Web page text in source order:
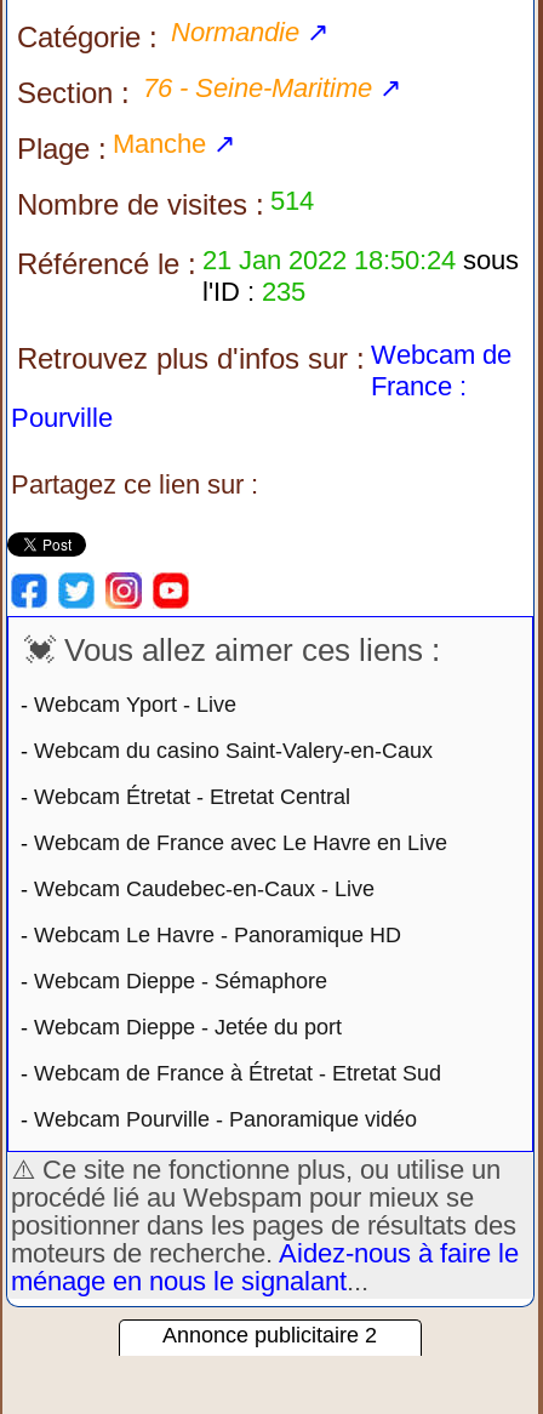
Catégorie : Normandie ↗
Section : 76 - Seine-Maritime ↗
Plage : Manche ↗
Nombre de visites : 514
Référencé le : 21 Jan 2022 18:50:24 sous
l'ID : 235
Retrouvez plus d'infos sur : Webcam de
France :
Pourville
Partagez ce lien sur :
💓 Vous allez aimer ces liens :
-Webcam Yport - Live
-Webcam du casino Saint-Valery-en-Caux
-Webcam Étretat - Etretat Central
-Webcam de France avec Le Havre en Live
-Webcam Caudebec-en-Caux - Live
-Webcam Le Havre - Panoramique HD
-Webcam Dieppe - Sémaphore
-Webcam Dieppe - Jetée du port
-Webcam de France à Étretat - Etretat Sud
-Webcam Pourville - Panoramique vidéo
⚠️ Ce site ne fonctionne plus, ou utilise un
procédé lié au Webspam pour mieux se
positionner dans les pages de résultats des
moteurs de recherche.Aidez-nous à faire le
ménage en nous le signalant...
Annonce publicitaire 2